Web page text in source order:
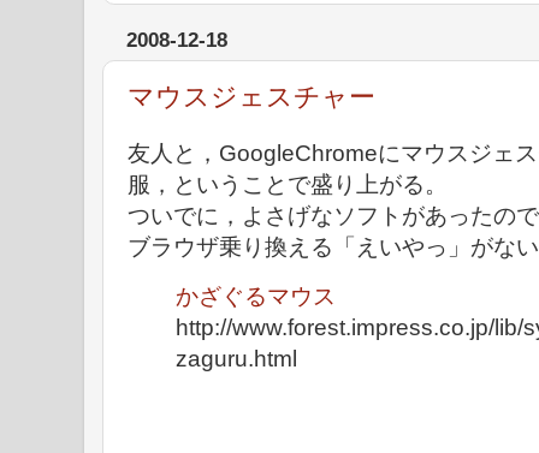
2008-12-18
マウスジェスチャー
友人と，GoogleChromeにマウスジェ
服，ということで盛り上がる。
ついでに，よさげなソフトがあったの
ブラウザ乗り換える「えいやっ」がな
かざぐるマウス
http://www.forest.impress.co.jp/lib/
zaguru.html